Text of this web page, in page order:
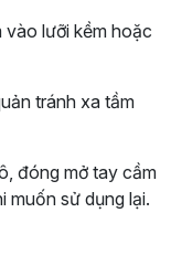
vào lưỡi kềm hoặc
tránh xa tầm
đóng mở tay cầm
muốn sử dụng lại.